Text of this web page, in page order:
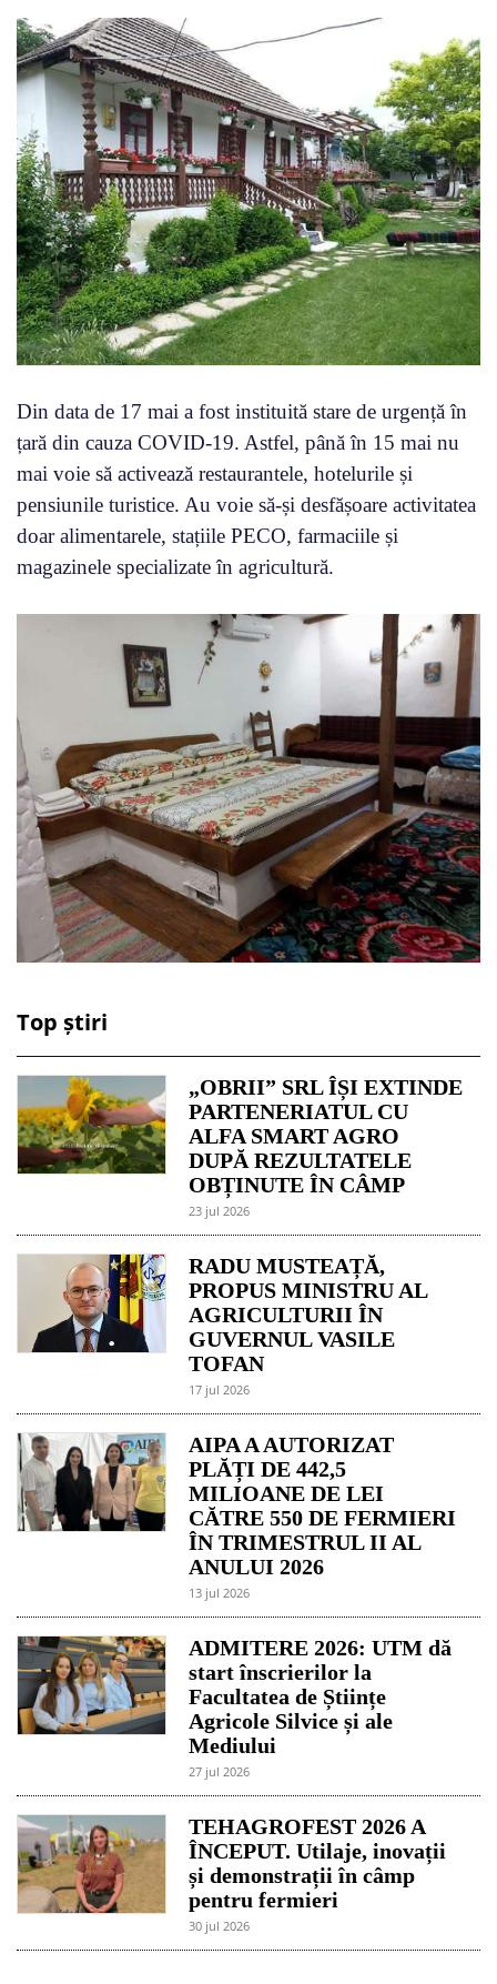
Din data de 17 mai a fost instituită stare de urgență în
țară din cauza COVID-19. Astfel, până în 15 mai nu
mai voie să activează restaurantele, hotelurile și
pensiunile turistice. Au voie să-și desfășoare activitatea
doar alimentarele, stațiile PECO, farmaciile și
magazinele specializate în agricultură.
Top știri
„OBRII” SRL ÎȘI EXTINDE
PARTENERIATUL CU
ALFA SMART AGRO
DUPĂ REZULTATELE
OBȚINUTE ÎN CÂMP
23 jul 2026
RADU MUSTEAȚĂ,
PROPUS MINISTRU AL
AGRICULTURII ÎN
GUVERNUL VASILE
TOFAN
17 jul 2026
AIPA A AUTORIZAT
PLĂȚI DE 442,5
MILIOANE DE LEI
CĂTRE 550 DE FERMIERI
ÎN TRIMESTRUL II AL
ANULUI 2026
13 jul 2026
ADMITERE 2026: UTM dă
start înscrierilor la
Facultatea de Științe
Agricole Silvice și ale
Mediului
27 jul 2026
TEHAGROFEST 2026 A
ÎNCEPUT. Utilaje, inovații
și demonstrații în câmp
pentru fermieri
30 jul 2026